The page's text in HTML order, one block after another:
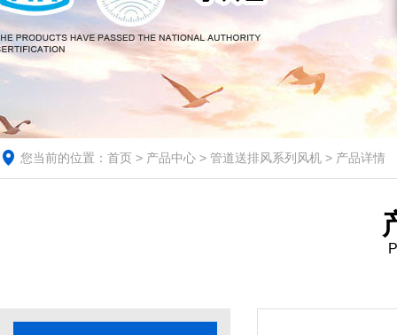
您当前的位置： 首页 > 产品中心 > 管道送排风系列风机 > 产品详情